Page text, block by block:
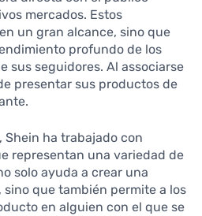
mercados. Estos
un gran alcance, sino que
profundo de los
sus seguidores. Al associarse
presentar sus productos de
Shein ha trabajado con
representan una variedad de
solo ayuda a crear una
que también permite a los
en alguien con el que se